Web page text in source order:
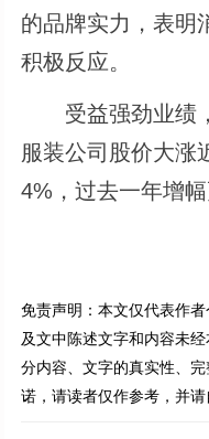
的品牌实力，表明
积极反应。
受益强劲业绩，
服装公司股价大涨
4%，过去一年增幅
免责声明：本文仅代表作
及文中陈述文字和内容未
分内容、文字的真实性、
诺，请读者仅作参考，并请